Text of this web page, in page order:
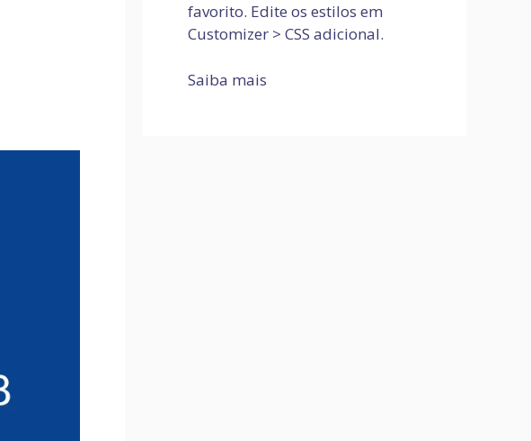
favorito. Edite os estilos em
Customizer > CSS adicional.
Saiba mais